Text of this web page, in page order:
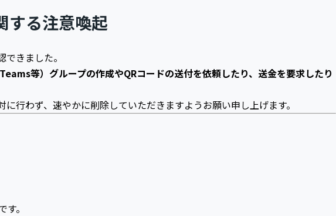
する注意喚起
きました。
等）グループの作成やQRコードの送付を依頼したり、送金を要求したり
行わず、速やかに削除していただきますようお願い申し上げます。
。